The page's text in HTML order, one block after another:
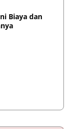
Biaya dan